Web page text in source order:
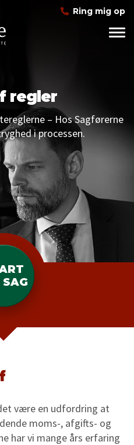
Ring mig op
regler
– Hos Sagførerne
i processen.
SAG
være en udfordring at
moms-, afgifts- og
har vi mange års erfaring